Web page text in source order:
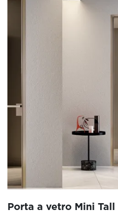
Porta a vetro Mini Tall